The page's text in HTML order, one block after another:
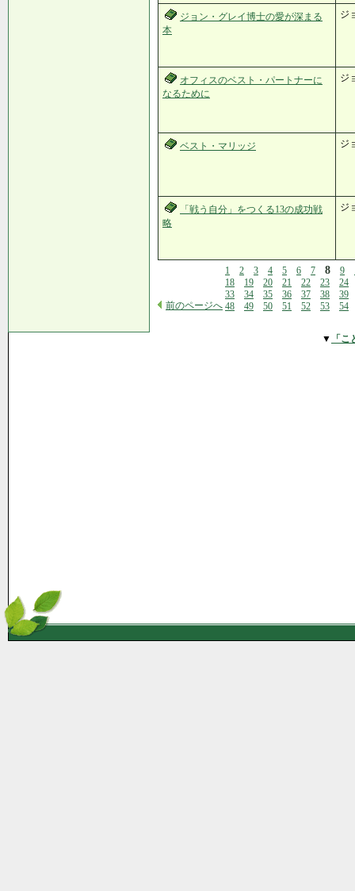
ジョン・グレイ博士の愛が深まる
本
ジ
オフィスのベスト・パートナーに
なるために
ジ
ベスト・マリッジ ジ
「戦う自分」をつくる13の成功戦
略
ジ
前のページへ
1 2 3 4 5 6 7 8 9
18
19 20 21 22 23
24
33
34 35 36 37 38
39
48
49 50 51 52 53 54
▼ 「